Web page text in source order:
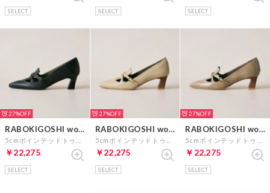
SELECT SELECT SELECT
27%
RABOKIGOSHI works
￥22,275
SELECT
27%
RABOKIGOSHI works
￥22,275
SELECT
27%
RABOKIGOSHI works
￥22,275
SELECT